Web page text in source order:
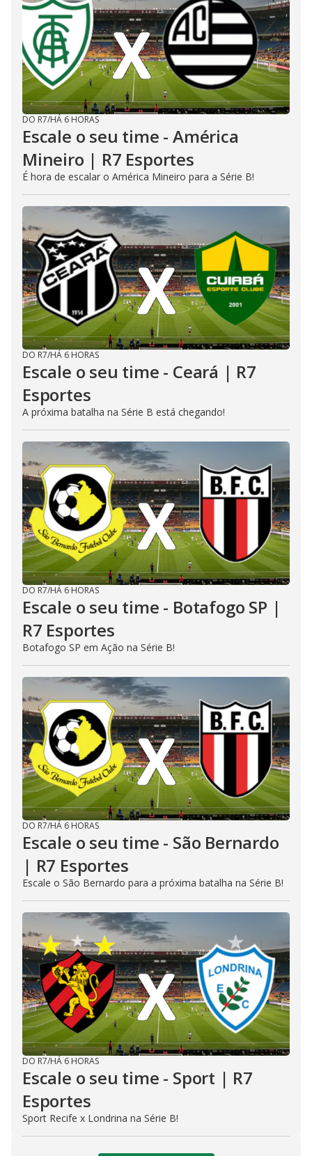
DO R7/HÁ 6 HORAS
Escale o seu time - América
Mineiro | R7 Esportes
É hora de escalar o América Mineiro para a Série B!
DO R7/HÁ 6 HORAS
Escale o seu time - Ceará | R7
Esportes
A próxima batalha na Série B está chegando!
DO R7/HÁ 6 HORAS
Escale o seu time - Botafogo SP |
R7 Esportes
Botafogo SP em Ação na Série B!
DO R7/HÁ 6 HORAS
Escale o seu time - São Bernardo
| R7 Esportes
Escale o São Bernardo para a próxima batalha na Série B!
DO R7/HÁ 6 HORAS
Escale o seu time - Sport | R7
Esportes
Sport Recife x Londrina na Série B!